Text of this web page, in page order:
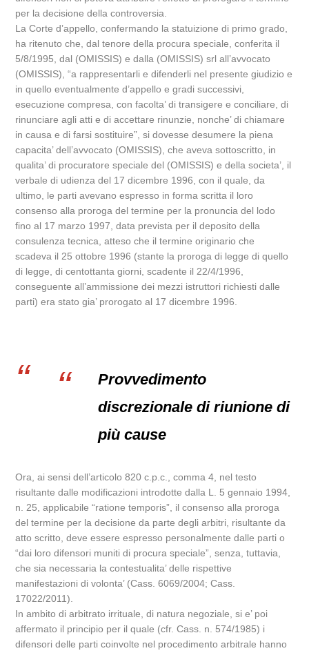
per la decisione della controversia.
La Corte d’appello, confermando la statuizione di primo grado,
ha ritenuto che, dal tenore della procura speciale, conferita il
5/8/1995, dal (OMISSIS) e dalla (OMISSIS) srl all’avvocato
(OMISSIS), “a rappresentarli e difenderli nel presente giudizio e
in quello eventualmente d’appello e gradi successivi,
esecuzione compresa, con facolta’ di transigere e conciliare, di
rinunciare agli atti e di accettare rinunzie, nonche’ di chiamare
in causa e di farsi sostituire”, si dovesse desumere la piena
capacita’ dell’avvocato (OMISSIS), che aveva sottoscritto, in
qualita’ di procuratore speciale del (OMISSIS) e della societa’, il
verbale di udienza del 17 dicembre 1996, con il quale, da
ultimo, le parti avevano espresso in forma scritta il loro
consenso alla proroga del termine per la pronuncia del lodo
fino al 17 marzo 1997, data prevista per il deposito della
consulenza tecnica, atteso che il termine originario che
scadeva il 25 ottobre 1996 (stante la proroga di legge di quello
di legge, di centottanta giorni, scadente il 22/4/1996,
conseguente all’ammissione dei mezzi istruttori richiesti dalle
parti) era stato gia’ prorogato al 17 dicembre 1996.
Provvedimento
discrezionale di riunione di
più cause
Ora, ai sensi dell’articolo 820 c.p.c., comma 4, nel testo
risultante dalle modificazioni introdotte dalla L. 5 gennaio 1994,
n. 25, applicabile “ratione temporis”, il consenso alla proroga
del termine per la decisione da parte degli arbitri, risultante da
atto scritto, deve essere espresso personalmente dalle parti o
“dai loro difensori muniti di procura speciale”, senza, tuttavia,
che sia necessaria la contestualita’ delle rispettive
manifestazioni di volonta’ (Cass. 6069/2004; Cass.
17022/2011).
In ambito di arbitrato irrituale, di natura negoziale, si e’ poi
affermato il principio per il quale (cfr. Cass. n. 574/1985) i
difensori delle parti coinvolte nel procedimento arbitrale hanno